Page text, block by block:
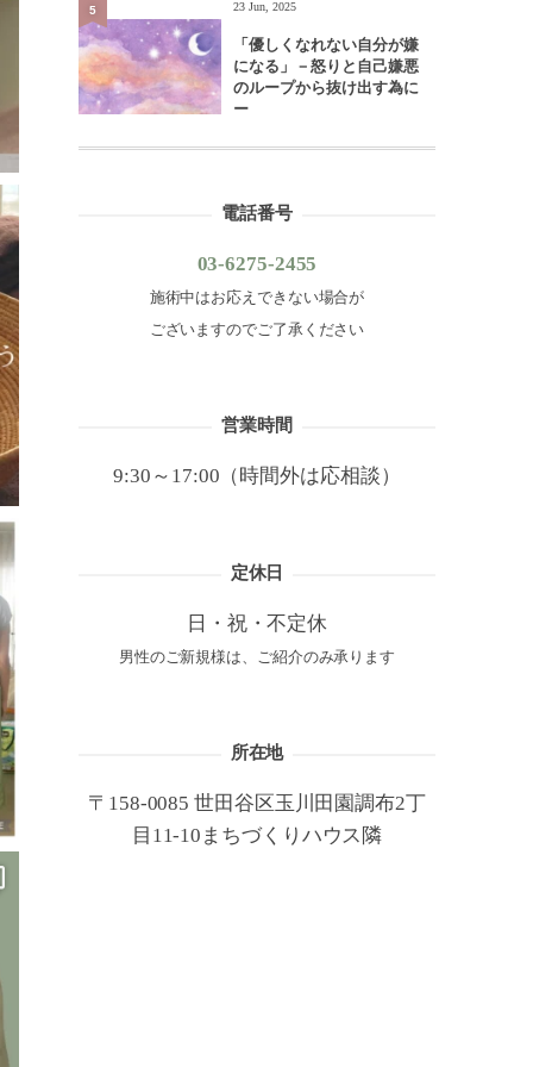
23 Jun, 2025
「優しくなれない自分が嫌
になる」－怒りと自己嫌悪
のループから抜け出す為に
ー
5
電話番号
03-6275-2455
施術中はお応えできない場合が
ございますのでご了承ください
営業時間
9:30～17:00（時間外は応相談）
定休日
日・祝・不定休
男性のご新規様は、ご紹介のみ承ります
所在地
〒158-0085 世田谷区玉川田園調布2丁
目11-10まちづくりハウス隣